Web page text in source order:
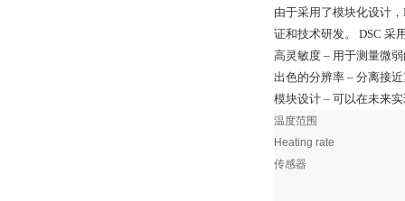
由于采用了模块化设计
证和技术研发。 DSC 采
高灵敏度 – 用于测量微
出色的分辨率 – 分离接
模块设计 – 可以在未来
温度范围
Heating rate
传感器